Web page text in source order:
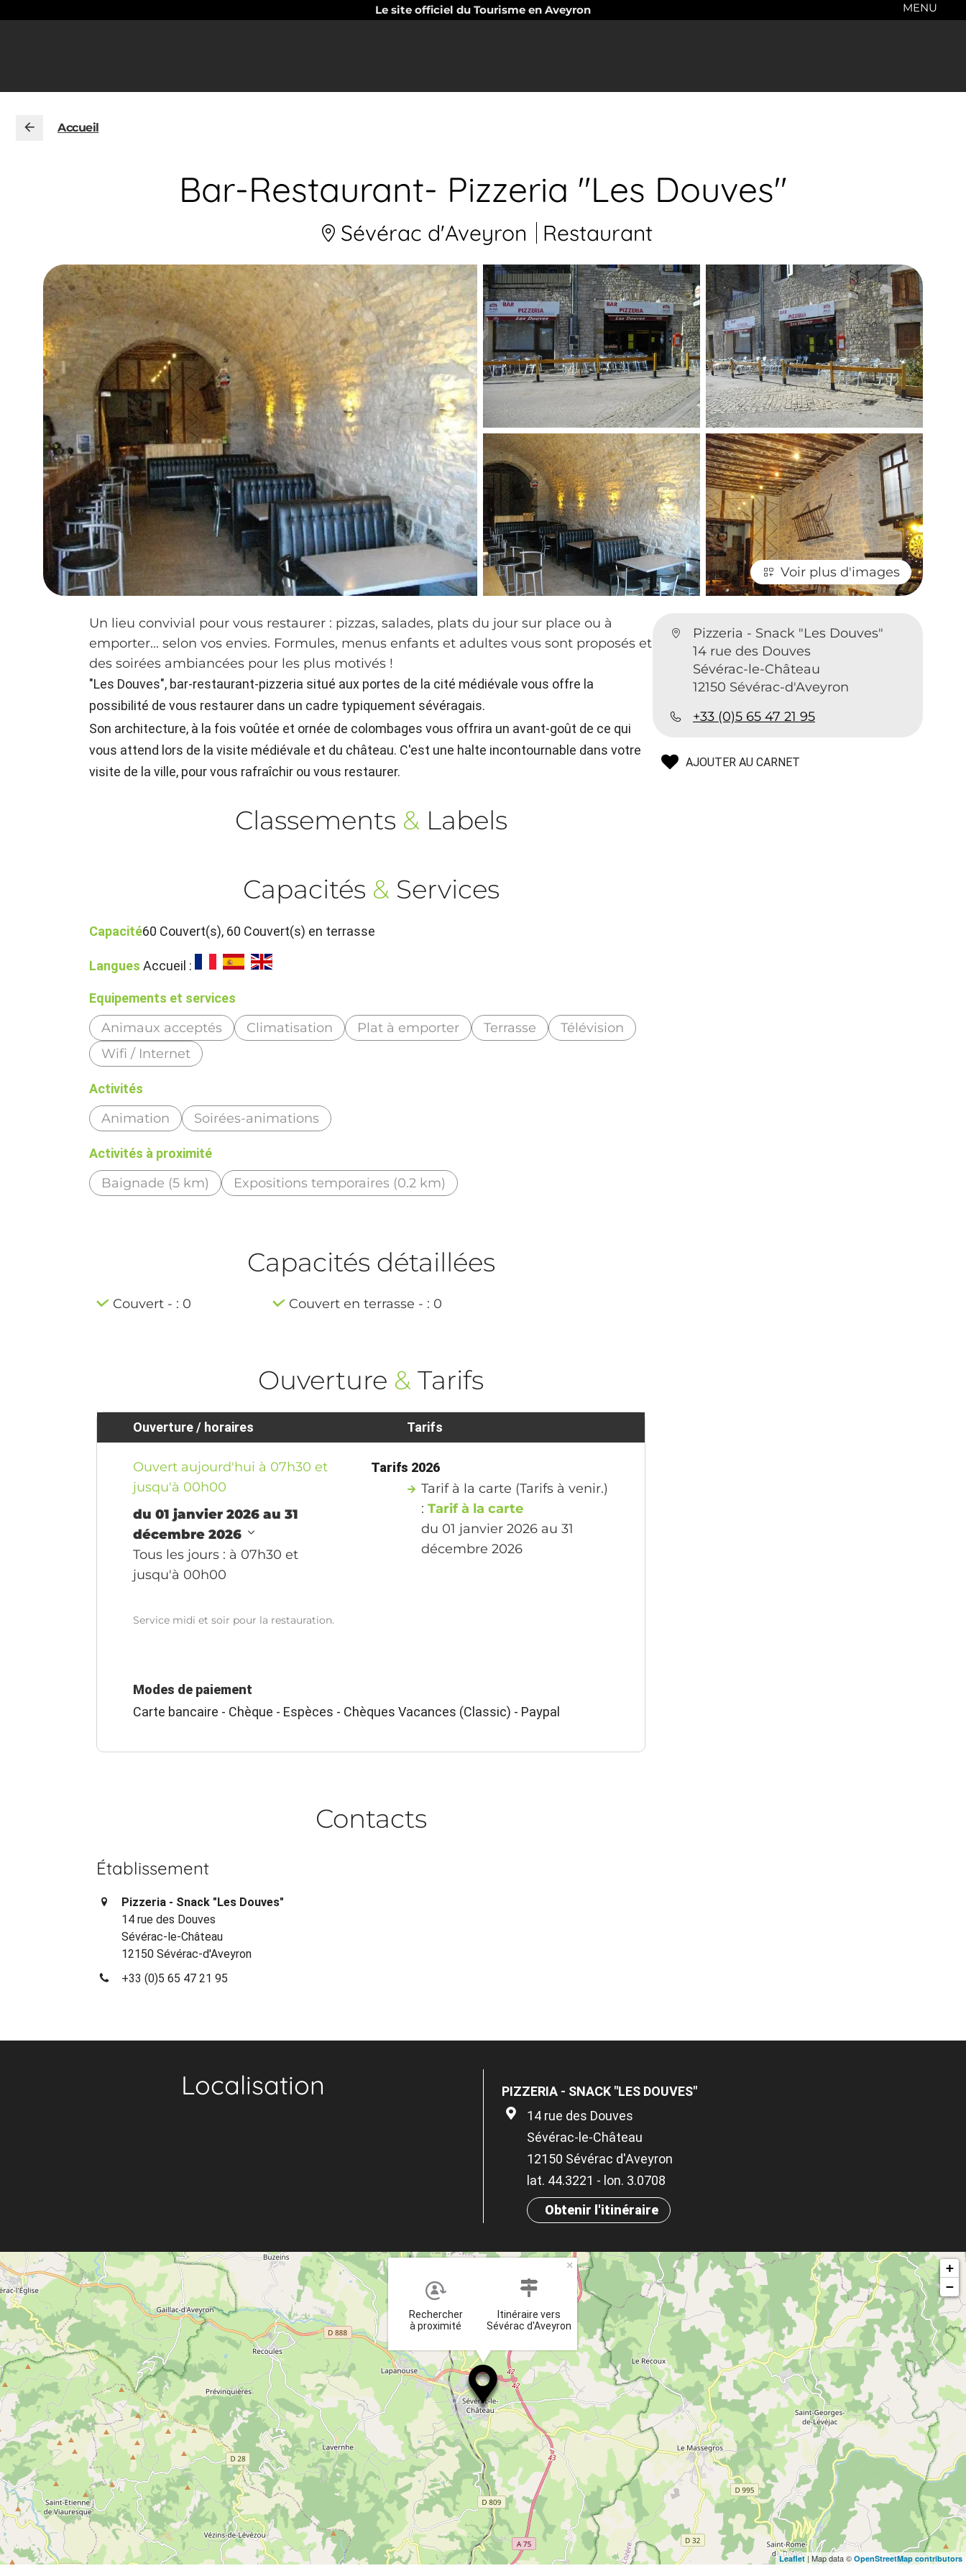
Le site officiel du Tourisme en Aveyron MENU
Accueil
Bar-Restaurant- Pizzeria "Les Douves"
Sévérac d'Aveyron Restaurant
Voir plus d'images
Pizzeria - Snack "Les Douves"
14 rue des Douves
Sévérac-le-Château
12150 Sévérac-d'Aveyron
+33 (0)5 65 47 21 95
AJOUTER AU CARNET
Un lieu convivial pour vous restaurer : pizzas, salades, plats du jour sur place ou à
emporter... selon vos envies. Formules, menus enfants et adultes vous sont proposés et
des soirées ambiancées pour les plus motivés !
"Les Douves", bar-restaurant-pizzeria situé aux portes de la cité médiévale vous offre la
possibilité de vous restaurer dans un cadre typiquement sévéragais.
Son architecture, à la fois voûtée et ornée de colombages vous offrira un avant-goût de ce qui
vous attend lors de la visite médiévale et du château. C'est une halte incontournable dans votre
visite de la ville, pour vous rafraîchir ou vous restaurer.
Classements & Labels
Capacités & Services
Capacité60 Couvert(s), 60 Couvert(s) en terrasse
Langues Accueil :
Equipements et services
Animaux acceptés Climatisation Plat à emporter Terrasse
Télévision
Wifi / Internet
Activités
Animation Soirées-animations
Activités à proximité
Baignade (5 km) Expositions temporaires (0.2 km)
Capacités détaillées
Couvert - : 0 Couvert en terrasse - : 0
Ouverture & Tarifs
Ouverture / horaires
Ouvert aujourd'hui à 07h30 et
jusqu'à 00h00
du 01 janvier 2026 au 31
décembre 2026
Tous les jours : à 07h30 et
jusqu'à 00h00
Service midi et soir pour la restauration.
Tarifs
Tarifs 2026
Tarif à la carte (Tarifs à venir.)
:Tarif à la carte
du 01 janvier 2026 au 31
décembre 2026
Modes de paiement
Carte bancaire - Chèque - Espèces - Chèques Vacances (Classic) - Paypal
Contacts
Établissement
Pizzeria - Snack "Les Douves"
14 rue des Douves
Sévérac-le-Château
12150 Sévérac-d'Aveyron
+33 (0)5 65 47 21 95
Localisation
PIZZERIA - SNACK "LES DOUVES"
14 rue des Douves
Sévérac-le-Château
12150 Sévérac d'Aveyron
lat. 44.3221 - lon. 3.0708
Obtenir l'itinéraire
Rechercher
à proximité
Itinéraire vers
Sévérac d'Aveyron
×
+
−
Leaflet | Map data © OpenStreetMap contributors